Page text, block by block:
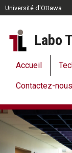
Passer au contenu
Université d'Ottawa
Labo
Accueil
Contactez-nous